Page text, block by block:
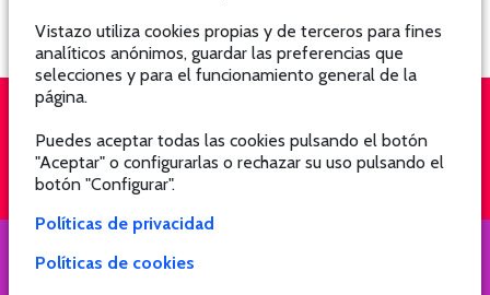
QUIÉNES SOMOS
Vistazo utiliza cookies propias y de terceros para fines
analíticos anónimos, guardar las preferencias que
selecciones y para el funcionamiento general de la
página.
Puedes aceptar todas las cookies pulsando el botón
"Aceptar" o configurarlas o rechazar su uso pulsando el
botón "Configurar".
Políticas de privacidad
Políticas de cookies